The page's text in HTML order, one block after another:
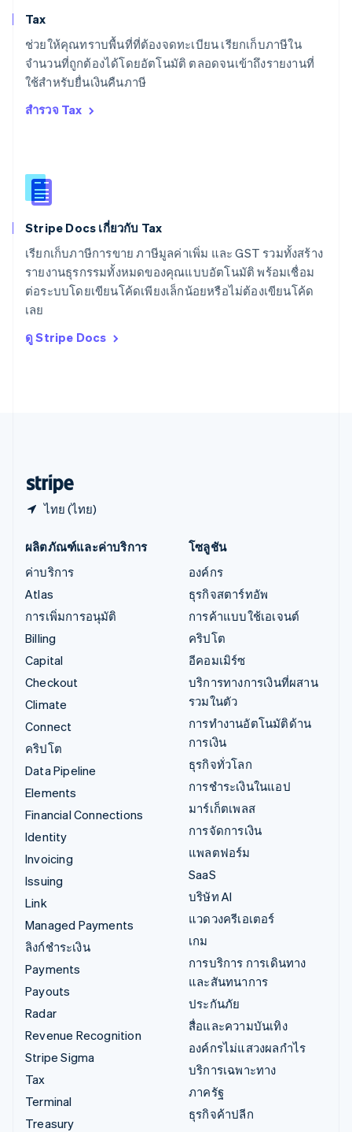
Tax
ช่วยให้คุณทราบพื้นที่ที่ต้องจดทะเบียน เรียกเก็บภาษีใน
จำนวนที่ถูกต้องได้โดยอัตโนมัติ ตลอดจนเข้าถึงรายงานที่
ใช้สำหรับยื่นเงินคืนภาษี
สำรวจ Tax
Stripe Docs เกี่ยวกับ Tax
เรียกเก็บภาษีการขาย ภาษีมูลค่าเพิ่ม และ GST รวมทั้งสร้าง
รายงานธุรกรรมทั้งหมดของคุณแบบอัตโนมัติ พร้อมเชื่อม
ต่อระบบโดยเขียนโค้ดเพียงเล็กน้อยหรือไม่ต้องเขียนโค้ด
เลย
ดู Stripe Docs
ไทย (ไทย)
สวิตเซอร์แลนด์
Deutsch FrançaisItaliano English
สวีเดน
SvenskaEnglish
สหรัฐอเมริกา
EnglishEspañol
English
สาธารณรัฐเช็ก
สิงคโปร์
English简体中文
ออสเตรเลีย
English
ออสเตรีย
ItalianoEnglish
ผลิตภัณฑ์และค่าบริการ
ค่าบริการ
Atlas
การเพิ่มการอนุมัติ
Billing
Capital
Checkout
Climate
Connect
คริปโต
Data Pipeline
Elements
Financial Connections
Identity
Invoicing
Issuing
Link
Managed Payments
ลิงก์ชำระเงิน
Payments
Payouts
Radar
Revenue Recognition
Stripe Sigma
Tax
Terminal
Treasury
โซลูชัน
องค์กร
ธุรกิจสตาร์ทอัพ
การค้าแบบใช้เอเจนต์
คริปโต
อีคอมเมิร์ซ
บริการทางการเงินที่ผสาน
รวมในตัว
การทำงานอัตโนมัติด้าน
การเงิน
ธุรกิจทั่วโลก
การชำระเงินในแอป
มาร์เก็ตเพลส
การจัดการเงิน
แพลตฟอร์ม
SaaS
บริษัท AI
แวดวงครีเอเตอร์
เกม
การบริการ การเดินทาง
และสันทนาการ
ประกันภัย
สื่อและความบันเทิง
องค์กรไม่แสวงผลกำไร
บริการเฉพาะทาง
ภาครัฐ
ธุรกิจค้าปลีก